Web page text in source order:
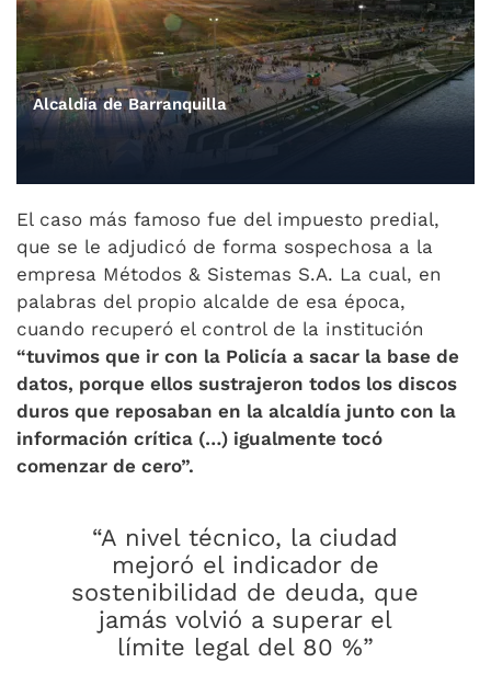
Alcaldia de Barranquilla
El caso más famoso fue del impuesto predial,
que se le adjudicó de forma sospechosa a la
empresa Métodos & Sistemas S.A. La cual, en
palabras del propio alcalde de esa época,
cuando recuperó el control de la institución
“tuvimos que ir con la Policía a sacar la base de
datos, porque ellos sustrajeron todos los discos
duros que reposaban en la alcaldía junto con la
información crítica (…) igualmente tocó
comenzar de cero”.
“A nivel técnico, la ciudad
mejoró el indicador de
sostenibilidad de deuda, que
jamás volvió a superar el
límite legal del 80 %”